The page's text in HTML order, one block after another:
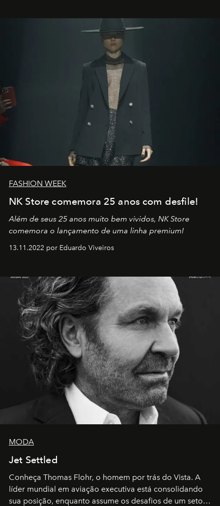
por propósitos, com um claro senso de missão na vida e
FASHION WEEK
NK Store comemora 25 anos com desfile!
Além de seus 25 anos muito bem vividos, NK Store
comemora o lançamento de uma linha premium!
13.11.2022 por Eduardo Viveiros
MODA
Jet Settled
Conheça Thomas Flohr, o homem por trás do Vista. A
líder mundial em aviação executiva está consolidando
sua posição, enquanto assume os desafios de um setor